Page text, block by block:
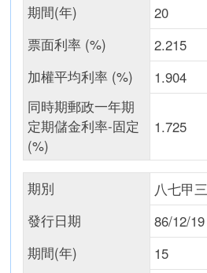
期間(年)
20
票面利率 (%)
2.215
加權平均利率 (%)
1.904
同時期郵政一年期
定期儲金利率-固定
(%)
1.725
期別
八七甲三
發行日期
86/12/19
期間(年)
15